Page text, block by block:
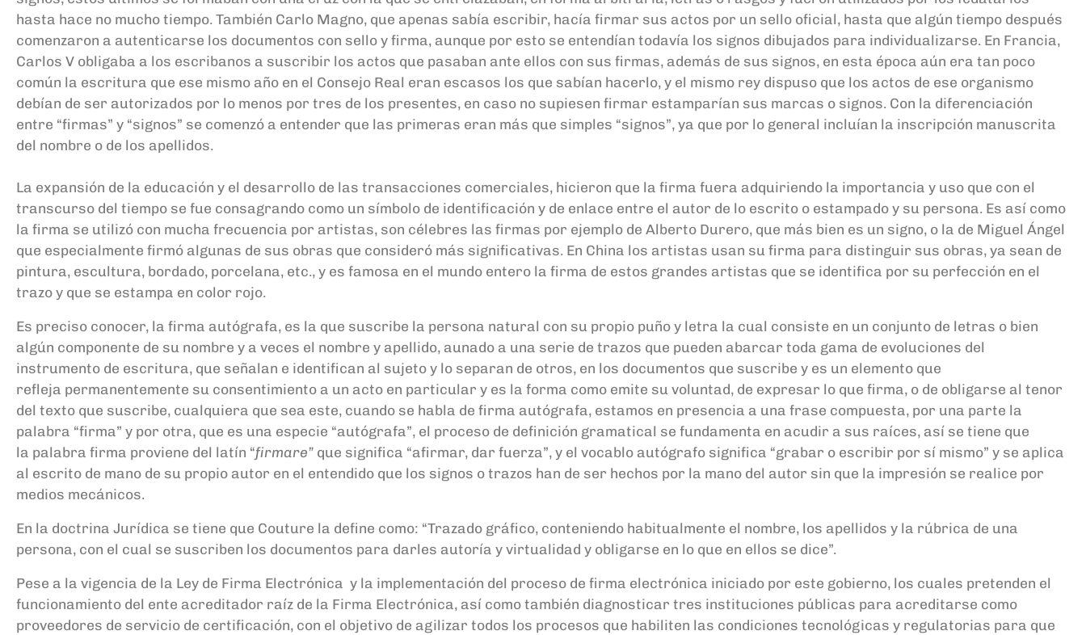
hasta hace no mucho tiempo. También Carlo Magno, que apenas sabía escribir, hacía firmar sus actos por un sello oficial, hasta que algún tiempo después
comenzaron a autenticarse los documentos con sello yfirma, aunque por esto se entendían todavía los signos dibujados para individualizarse. En Francia,
Carlos V obligaba a los escribanos a suscribir los actos que pasaban ante ellos con sus firmas, además de sus signos, en esta época aún era tan poco
común la escritura que ese mismo año en el Consejo Real eran escasos los que sabían hacerlo, y el mismo rey dispuso que los actos de ese organismo
debían de ser autorizados por lo menos por tres de los presentes, en caso no supiesen firmar estamparían sus marcas o signos. Con la diferenciación
entre “firmas” y “signos” se comenzó a entender que las primeras eran más que simples “signos”, ya que por lo general incluían la inscripción manuscrita
del nombre o de los apellidos.
La expansión de la educación y el desarrollo de las transacciones comerciales, hicieron que la firma fuera adquiriendo la importancia y uso que con el
transcurso del tiempo se fue consagrando como un símbolo de identificación y de enlace entre el autor de lo escrito o estampado y su persona. Es así como
la firma se utilizó con mucha frecuencia por artistas, son célebres las firmas por ejemplo de Alberto Durero, que más bien es un signo, o la de Miguel Ángel
que especialmente firmó algunas de sus obras que consideró más significativas. En China los artistas usan su firma para distinguir sus obras, ya sean de
pintura, escultura, bordado, porcelana, etc., y es famosa en el mundo entero la firma de estos grandes artistas que se identifica por su perfección en el
trazo y que se estampa en color rojo.
Es preciso conocer, la firma autógrafa, es la que suscribe la persona natural con su propio puño y letra la cual consiste en un conjunto de letras o bien
algún componente de su nombre y a veces el nombre y apellido, aunado a una serie de trazos que pueden abarcar toda gama de evoluciones del
instrumento de escritura, que señalan e identifican al sujeto y lo separan de otros, en los documentos que suscribe y es un elemento que
refleja permanentemente su consentimiento a un acto en particular y es la forma como emite su voluntad, de expresar lo que firma, o de obligarse al tenor
del texto que suscribe, cualquiera que sea este, cuando se habla de firma autógrafa, estamos en presencia a una frase compuesta, por una parte la
palabra “firma” y por otra, que es una especie “autógrafa”, el proceso de definición gramatical se fundamenta en acudir a sus raíces, así se tiene que
la palabra firma proviene del latín “firmare” que significa “afirmar, dar fuerza”, y el vocablo autógrafo significa “grabar o escribir por sí mismo” y se aplica
al escrito de mano de su propio autor en el entendido que los signos o trazos han de ser hechos por la mano del autor sin que la impresión se realice por
medios mecánicos.
En la doctrina Jurídica se tiene que Couture la define como: “Trazado gráfico, conteniendo habitualmente el nombre, los apellidos y la rúbrica de una
persona, con el cual se suscriben los documentos para darles autoría y virtualidad y obligarse en lo que en ellos se dice”.
Pese a la vigencia de la Ley de Firma Electrónica y la implementación del proceso de firma electrónica iniciado por este gobierno, los cuales pretenden el
funcionamiento del ente acreditador raíz de la Firma Electrónica, así como también diagnosticar tres instituciones públicas para acreditarse como
proveedores de servicio de certificación, con el objetivo de agilizar todos los procesos que habiliten las condiciones tecnológicas y regulatorias para que